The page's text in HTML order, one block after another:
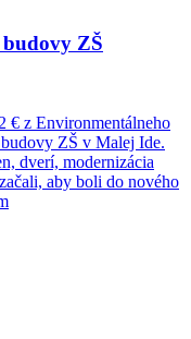
budovy ZŠ
€ z Environmentálneho
ZŠ v Malej Ide.
dverí, modernizácia
aby boli do nového